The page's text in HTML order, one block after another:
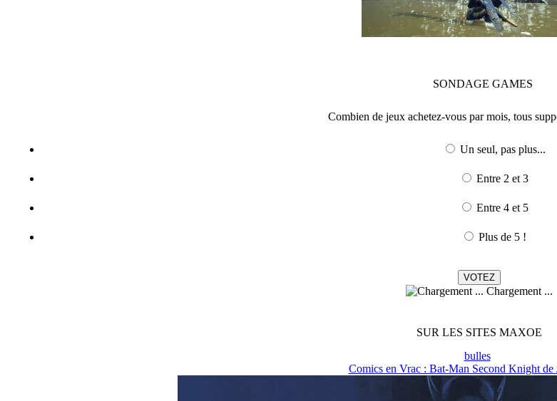
SONDAGE GAMES
Combien de jeux achetez-vous par mois, tous
Un seul, pas plus...
Entre 2 et 3
Entre 4 et 5
Plus de 5 !
Chargement ...
SUR LES SITES MAXOE
bulles
Comics en Vrac : Bat-Man Second Knight de